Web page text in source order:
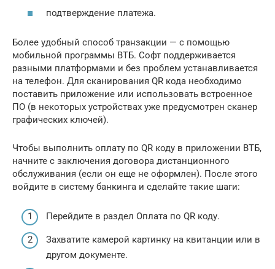
подтверждение платежа.
Более удобный способ транзакции — с помощью
мобильной программы ВТБ. Софт поддерживается
разными платформами и без проблем устанавливается
на телефон. Для сканирования QR кода необходимо
поставить приложение или использовать встроенное
ПО (в некоторых устройствах уже предусмотрен сканер
графических ключей).
Чтобы выполнить оплату по QR коду в приложении ВТБ,
начните с заключения договора дистанционного
обслуживания (если он еще не оформлен). После этого
войдите в систему банкинга и сделайте такие шаги:
Перейдите в раздел Оплата по QR коду.
Захватите камерой картинку на квитанции или в
другом документе.